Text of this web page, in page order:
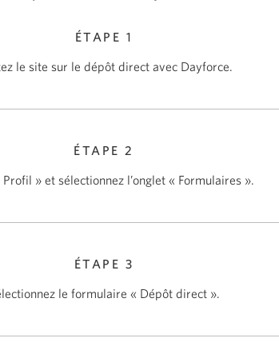
ÉTAPE 1
le site sur le dépôt direct avec Dayforce.
ÉTAPE 2
» et sélectionnez l’onglet « Formulaires ».
ÉTAPE 3
le formulaire « Dépôt direct ».